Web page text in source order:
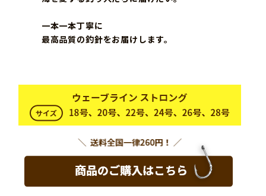
一本一本丁寧に
最高品質の釣針をお届けします。